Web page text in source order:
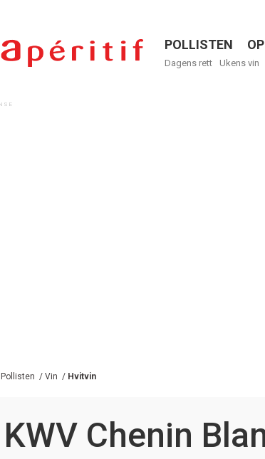
Menu
POLLISTEN
Dagens rett Ukens vin
Pollisten / Vin / Hvitvin
KWV Chenin